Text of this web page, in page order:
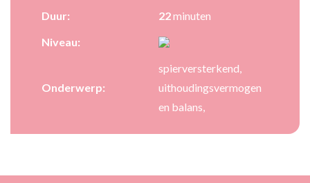
Duur:
22minuten
Niveau:
Onderwerp:
spierversterkend,
uithoudingsvermogen
en balans,